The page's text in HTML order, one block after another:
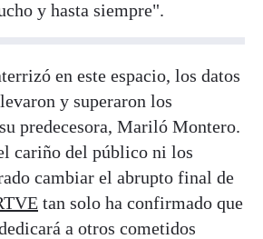
y hasta siempre".
en este espacio, los datos
y superaron los
predecesora, Mariló Montero.
cariño del público ni los
cambiar el abrupto final de
tan solo ha confirmado que
a otros cometidos